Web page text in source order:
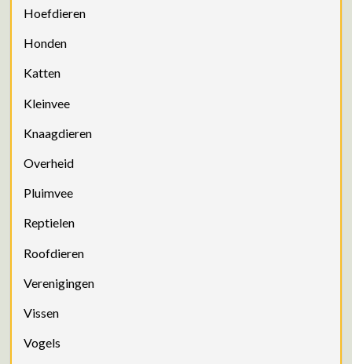
Hoefdieren
Honden
Katten
Kleinvee
Knaagdieren
Overheid
Pluimvee
Reptielen
Roofdieren
Verenigingen
Vissen
Vogels